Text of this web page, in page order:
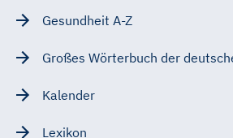
Gesundheit A-Z
Großes Wörterbuch der
Kalender
Lexikon